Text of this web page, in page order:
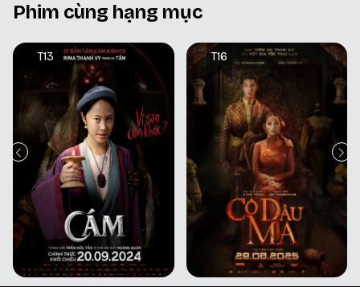
Phim cùng hạng mục
T13 T16